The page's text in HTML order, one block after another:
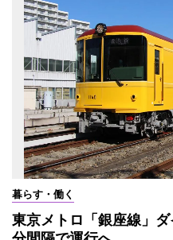
暮らす・働く
東京メトロ「銀座線」